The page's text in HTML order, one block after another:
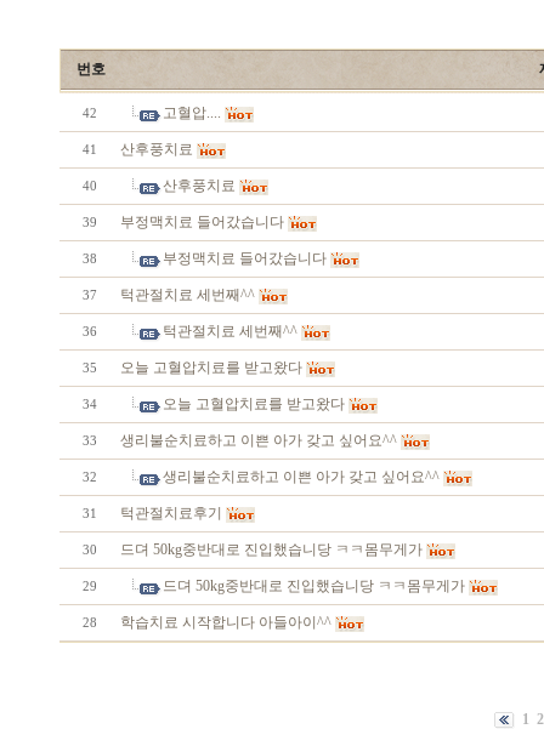
번호
42 고혈압....
41 산후풍치료
40 산후풍치료
39 부정맥치료 들어갔습니다
38 부정맥치료 들어갔습니다
37 턱관절치료 세번째^^
36 턱관절치료 세번째^^
35 오늘 고혈압치료를 받고왔다
34 오늘 고혈압치료를 받고왔다
33 생리불순치료하고 이쁜 아가 갖고 싶어요^^
32 생리불순치료하고 이쁜 아가 갖고 싶어요^^
31 턱관절치료후기
30 드뎌 50kg중반대로 진입했습니당 ㅋㅋ몸무게가
29 드뎌 50kg중반대로 진입했습니당 ㅋㅋ몸무게가
28 학습치료 시작합니다 아들아이^^
1 2